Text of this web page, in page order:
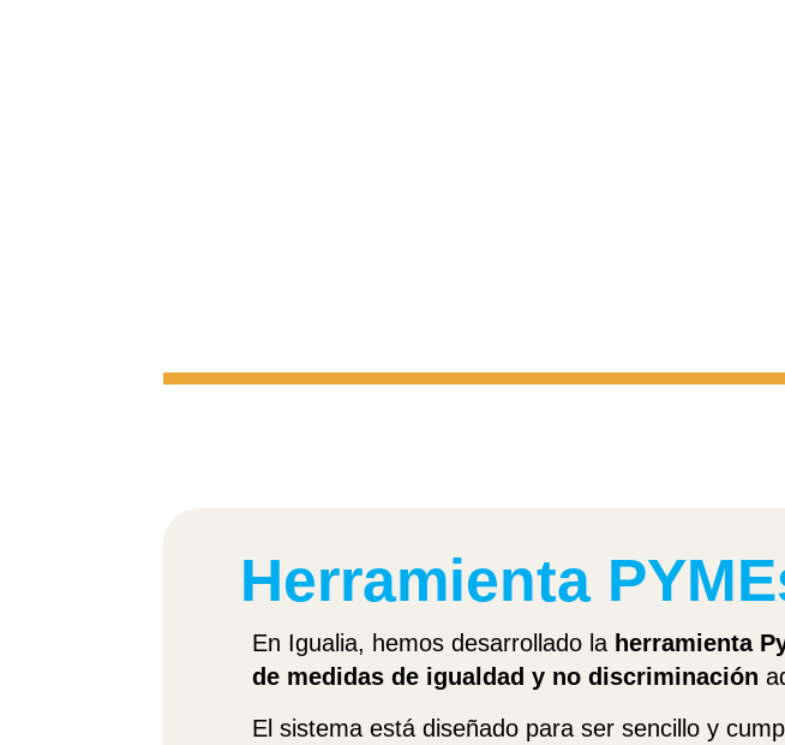
Herramienta
En Igualia, hemos desarrollado la herramienta
de medidas de igualdad y no discriminación
El sistema está diseñado para ser sencillo y